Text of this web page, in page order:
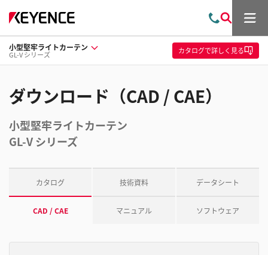
問
い
合
わ
索
メ
ュ
ー
小型堅牢ライトカーテン
GL-V シリーズ カタログで詳しく見る
ダウンロード（CAD / CAE）
小型堅牢ライトカーテン
GL-V シリーズ
カタログ 技術資料 データシート
CAD / CAE マニュアル ソフトウェア